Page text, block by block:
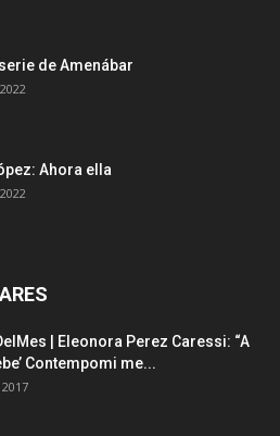
de Amenábar
Ahora ella
| Eleonora Perez Caressi: “A
Contempomi me...